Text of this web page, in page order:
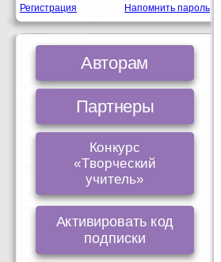
Регистрация
Напомнить пароль
Авторам
Партнеры
Конкурс
«Творческий
учитель»
Активировать код
подписки